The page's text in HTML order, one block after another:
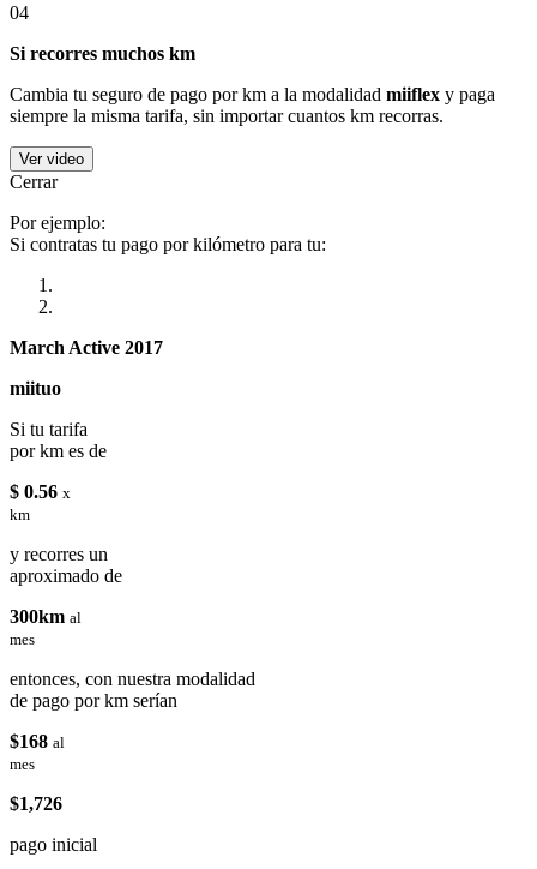
04
Si recorres muchos km
Cambia tu seguro de pago por km a la modalidad miiflex y paga
siempre la misma tarifa, sin importar cuantos km recorras.
Ver video
Cerrar
Por ejemplo:
Si contratas tu pago por kilómetro para tu:
March Active 2017
miituo
Si tu tarifa
por km es de
$ 0.56 x
km
y recorres un
aproximado de
300km al
mes
entonces, con nuestra modalidad
de pago por km serían
$168 al
mes
$1,726
pago inicial